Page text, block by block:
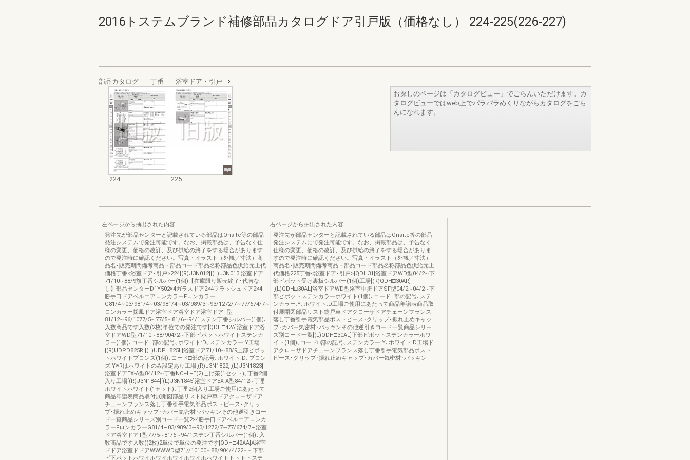
2016トステムブランド補修部品カタログドア引戸版（価格なし） 224-225(226-227)
部品カタログ 丁番 浴室ドア・引戸
224 225
お探しのページは「カタログビュー」でごらんいただけます。カ
タログビューではweb上でパラパラめくりながらカタログをごら
んになれます。
左ページから抽出された内容
発注先が部品センターと記載されている部品はOnsite等の部品
発注システムで発注可能です。なお、掲載部品は、予告なく仕
様の変更、価格の改訂、及び供給の終了をする場合があります
ので発注時に確認ください。写真・イラスト（外観／寸法）商
品名･販売期間備考商品・部品コード部品名称部品色供給元上代
価格丁番<浴室ドア･引戸>224[(R)J3N012][(L)J3N013]浴室ドア
71/10∼88/9旗丁番シルバー(1個)【在庫限り販売終了･代替な
し】部品センターD1Y502×4ガラスドア2×4フラッシュドア2×4
勝手口ドアベルエアロンカラーFロンカラー
G81/4∼03/981/4∼03/981/4∼03/989/3∼93/1272/7∼77/674/7∼
ロンカラー採風ドア浴室ドア浴室ドア浴室ドアT型
81/12∼96/1077/5∼77/5∼81/6∼94/1ステン丁番シルバー(1個)､
入数商品です入数(2枚)単位での発注です[QDH□42A]浴室ドア浴
室ドアWD型71/10∼88/904/2∼下部ピボットホワイトステンカ
ラー(1個)､コード□部の記号､ホワイト:D､ステンカラー:Y工場
[(R)UDPD825R][(L)UDP□825L]浴室ドア71/10∼88/9上部ピボッ
トホワイトブロンズ(1個)､コード□部の記号､ホワイト:D､ブロン
ズ:Y※Rはホワイトのみ設定あり工場[(R)J3N1822][(L)J3N1823]
浴室ドアEX-A型84/12∼丁番NC−L−E(2)こげ茶(1セット)､丁番2個
入り工場[(R)J3N1844][(L)J3N1845]浴室ドアEX-A型84/12∼丁番
ホワイトホワイト(1セット)､丁番2個入り工場ご使用にあたって
商品年譜表商品取付展開図部品リスト錠戸車ドアクローザドア
チェーンフランス落し丁番引手電気部品ポストピース･クリッ
プ･振れ止めキャップ･カバー気密材･パッキンその他逆引きコー
ド一覧商品シリーズ別コード一覧2×4勝手口ドアベルエアロンカ
ラーFロンカラーG81/4∼03/989/3∼93/1272/7∼77/674/7∼浴室
ドア浴室ドアT型77/5∼81/6∼94/1ステン丁番シルバー(1個)､入
数商品です入数((2枚)2単位で単位の発注です[QDH□42AA]A浴室
ドドア浴室ドドアWWWWD型71//10100∼88/904/4/22∼∼下部
ピ下ボットホワイホワイホワイホワイホホワイトトトトトステ
右ページから抽出された内容
発注先が部品センターと記載されている部品はOnsite等の部品
発注システムにで発注可能です。なお、掲載部品は、予告なく
仕様の変更、価格の改訂、及び供給の終了をする場合がありま
すので発注時に確認ください。写真・イラスト（外観／寸法）
商品名･販売期間備考商品・部品コード部品名称部品色供給元上
代価格225丁番<浴室ドア･引戸>[QDH31]浴室ドアWD型04/2∼下
部ピボット受け裏板シルバー(1個)工場[(R)QDH□30AR]
[(L)QDH□30AL]浴室ドアWD型浴室中折ドアSF型04/2∼04/2∼下
部ピボットステンカラーホワイト(1個)､コード□部の記号､ステ
ンカラー:Y､ホワイト:D工場ご使用にあたって商品年譜表商品取
付展開図部品リスト錠戸車ドアクローザドアチェーンフランス
落し丁番引手電気部品ポストピース･クリップ･振れ止めキャッ
プ･カバー気密材･パッキンその他逆引きコード一覧商品シリー
ズ別コード一覧[(L)QDH□30AL]下部ピボットステンカラーホワ
イト(1個)､コード□部の記号､ステンカラー:Y､ホワイト:D工場ド
アクローザドアチェーンフランス落し丁番引手電気部品ポスト
ピース･クリップ･振れ止めキャップ･カバー気密材･パッキン